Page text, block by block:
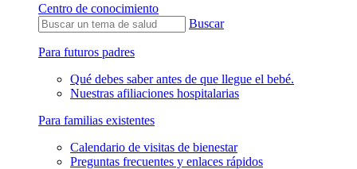
Centro de conocimiento
Buscar
Para futuros padres
Qué debes saber antes de que llegue el bebé.
Nuestras afiliaciones hospitalarias
Para familias existentes
Calendario de visitas de bienestar
Preguntas frecuentes y enlaces rápidos